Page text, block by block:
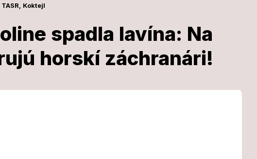
TASR, Koktejl
spadla lavína: Na
horskí záchranári!
doline spadla